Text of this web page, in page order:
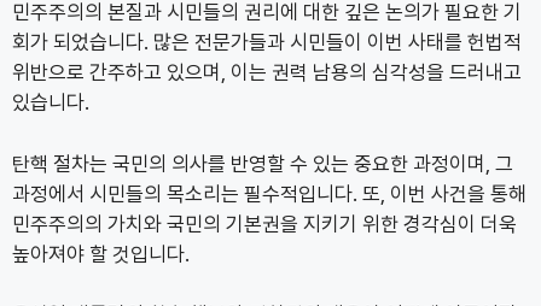
민주주의의 본질과 시민들의 권리에 대한 깊은 논의가 필요한 기
회가 되었습니다. 많은 전문가들과 시민들이 이번 사태를 헌법적
위반으로 간주하고 있으며, 이는 권력 남용의 심각성을 드러내고
있습니다.
탄핵 절차는 국민의 의사를 반영할 수 있는 중요한 과정이며, 그
과정에서 시민들의 목소리는 필수적입니다. 또, 이번 사건을 통해
민주주의의 가치와 국민의 기본권을 지키기 위한 경각심이 더욱
높아져야 할 것입니다.